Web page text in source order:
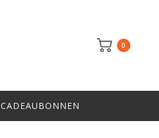
0
CADEAUBONNEN